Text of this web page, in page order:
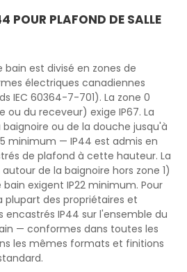
POUR PLAFOND DE SALLE
bain est divisé en zones de
électriques canadiennes
IEC 60364-7-701). La zone 0
ou du receveur) exige IP67. La
baignoire ou de la douche jusqu'à
minimum — IP44 est admis en
de plafond à cette hauteur. La
de la baignoire hors zone 1)
exigent IP22 minimum. Pour
plupart des propriétaires et
IP44 sur l'ensemble du
— conformes dans toutes les
les mêmes formats et finitions